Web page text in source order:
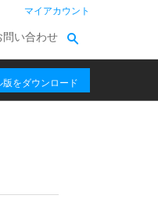
マイアカウント
い合わせ
をダウンロード